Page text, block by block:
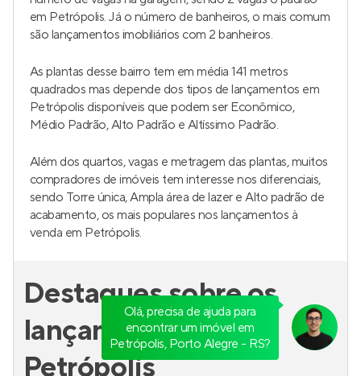
Alguns clientes tem necessidades especificas sobre o
número de vagas na garagem, sendo 2 vagas o padrão
em Petrópolis. Já o número de banheiros, o mais comum
são lançamentos imobiliários com 2 banheiros.
As plantas desse bairro tem em média 141 metros
Petrópolis disponíveis que podem ser Econômico,
Médio Padrão, Alto Padrão e Altíssimo Padrão.
Além dos quartos, vagas e metragem das plantas, muitos
compradores de imóveis tem interesse nos diferenciais,
sendo Torre única, Ampla área de lazer e Alto padrão de
venda em Petrópolis.
Destaques sobre os
Olá, precisa de ajuda para
encontrar um imóvel em
Petrópolis, Porto Alegre - RS?